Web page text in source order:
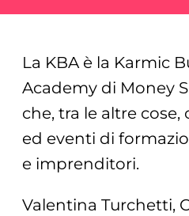
La KBA è la Karmic
Academy di Money
che, tra le altre cose,
ed eventi di
e imprenditori.
Valentina Turchetti,